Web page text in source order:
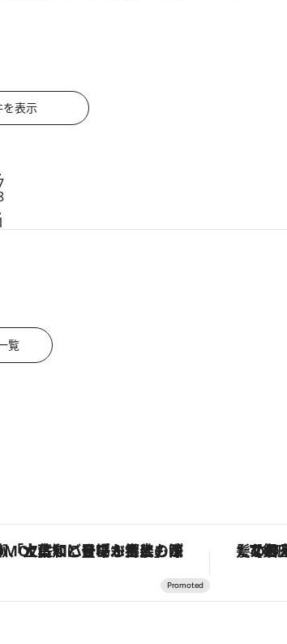
表示
覧
「土佐和ハーブかき氷」がOMO7高知に登場！生姜、山椒、大葉など目にも舌にも涼を呼ぶ郷土の味